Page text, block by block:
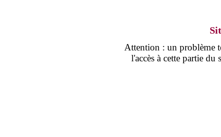
Attention : un problème
l'accès à cette partie